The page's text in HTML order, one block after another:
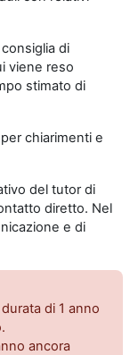
di
viene reso
stimato di
chiarimenti e
del tutor di
diretto. Nel
e di
di 1 anno
ancora